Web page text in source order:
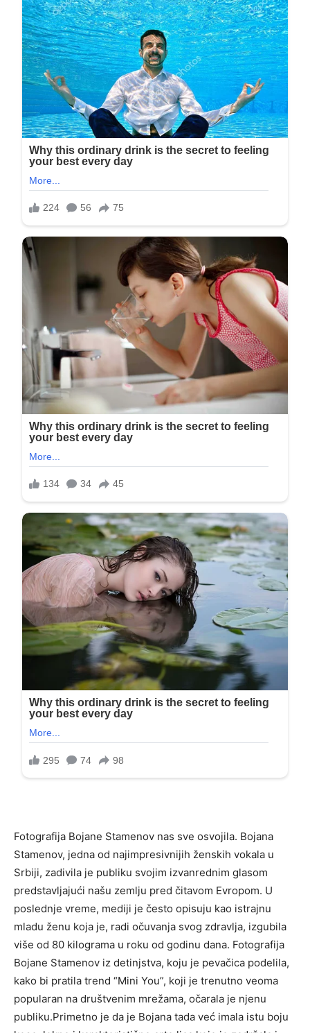
Fotografija Bojane Stamenov nas sve osvojila. Bojana
Stamenov, jedna od najimpresivnijih ženskih vokala u
Srbiji, zadivila je publiku svojim izvanrednim glasom
predstavljajući našu zemlju pred čitavom Evropom. U
poslednje vreme, mediji je često opisuju kao istrajnu
mladu ženu koja je, radi očuvanja svog zdravlja, izgubila
više od 80 kilograma u roku od godinu dana. Fotografija
Bojane Stamenov iz detinjstva, koju je pevačica podelila,
kako bi pratila trend “Mini You”, koji je trenutno veoma
popularan na društvenim mrežama, očarala je njenu
publiku.Primetno je da je Bojana tada već imala istu boju